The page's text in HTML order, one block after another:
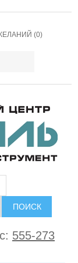
(0)
ПОИСК
555-273